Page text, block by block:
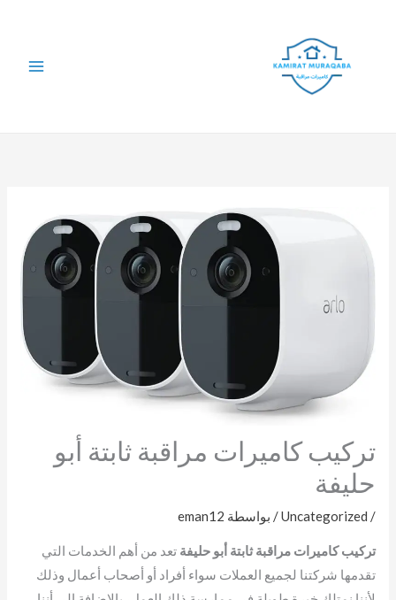
تركيب كاميرات مراقبة ثابتة أبو
حليفة
/
Uncategorized/ بواسطة eman12
تركيب كاميرات مراقبة ثابتة أبو حليفة تعد من أهم الخدمات التي
تقدمها شركتنا لجميع العملات سواء أفراد أو أصحاب أعمال وذلك